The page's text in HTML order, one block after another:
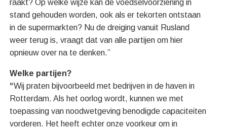
raakt? Op welke wijze kan de voedselvoorziening in
stand gehouden worden, ook als er tekorten ontstaan
in de supermarkten? Nu de dreiging vanuit Rusland
weer terug is, vraagt dat van alle partijen om hier
opnieuw over na te denken.”
Welke partijen?
“Wij praten bijvoorbeeld met bedrijven in de haven in
Rotterdam. Als het oorlog wordt, kunnen we met
toepassing van noodwetgeving benodigde capaciteiten
vorderen. Het heeft echter onze voorkeur om in